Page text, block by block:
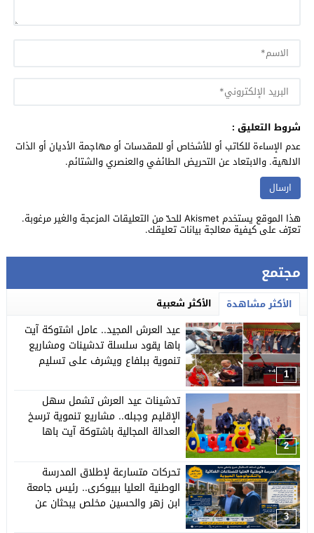
شروط التعليق :
عدم الإساءة للكاتب أو للأشخاص أو للمقدسات أو مهاجمة الأديان أو الذات
الالهية. والابتعاد عن التحريض الطائفي والعنصري والشتائم.
هذا الموقع يستخدم Akismet للحدّ من التعليقات المزعجة والغير مرغوبة.
تعرّف على كيفية معالجة بيانات تعليقك.
مجتمع
الأكثر مشاهدة الأكثر شعبية
1
عيد العرش المجيد.. عامل اشتوكة آيت
باها يقود سلسلة تدشينات ومشاريع
تنموية ببلفاع ويشرف على تسليم
ومرضى القصور الكلوي
2
تدشينات عيد العرش تشمل سهل
الإقليم وجبله.. مشاريع تنموية ترسخ
العدالة المجالية باشتوكة آيت باها
3
تحركات متسارعة لإطلاق المدرسة
الوطنية العليا ببيوكرى.. رئيس جامعة
ابن زهر والحسين مخلص يبحثان عن